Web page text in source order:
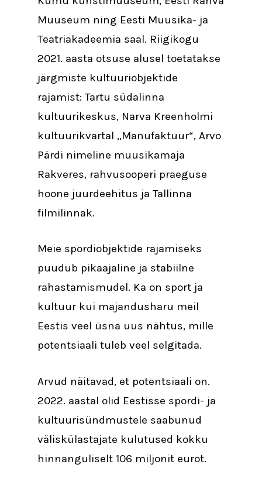
Muuseum ning Eesti Muusika- ja
Teatriakadeemia saal. Riigikogu
2021. aasta otsuse alusel toetatakse
järgmiste kultuuriobjektide
rajamist: Tartu südalinna
kultuurikeskus, Narva Kreenholmi
kultuurikvartal „Manufaktuur“, Arvo
Pärdi nimeline muusikamaja
Rakveres, rahvusooperi praeguse
hoone juurdeehitus ja Tallinna
filmilinnak.
Meie spordiobjektide rajamiseks
puudub pikaajaline ja stabiilne
rahastamismudel. Ka on sport ja
kultuur kui majandusharu meil
Eestis veel üsna uus nähtus, mille
potentsiaali tuleb veel selgitada.
Arvud näitavad, et potentsiaali on.
2022. aastal olid Eestisse spordi- ja
kultuurisündmustele saabunud
väliskülastajate kulutused kokku
hinnanguliselt 106 miljonit eurot.